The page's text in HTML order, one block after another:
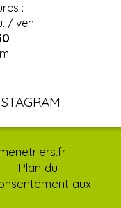
:
/ ven.
Plan du
aux